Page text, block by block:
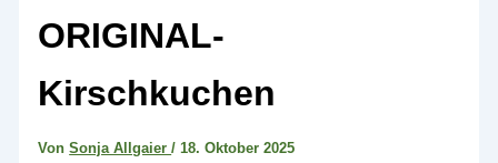
ORIGINAL-
Kirschkuchen
VonSonja Allgaier/18. Oktober 2025